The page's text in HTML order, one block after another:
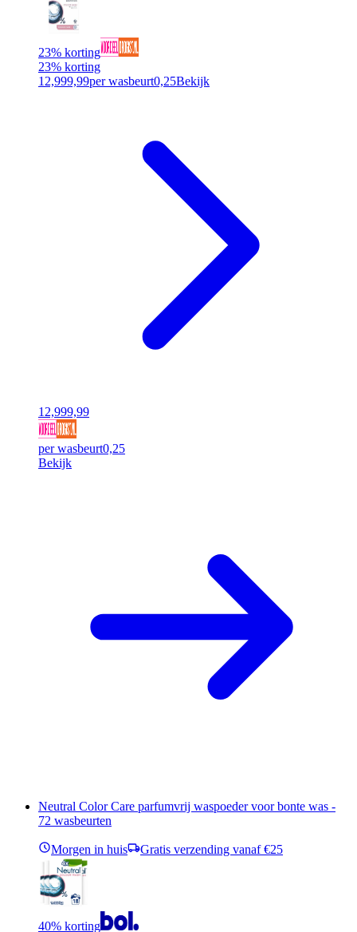
23% korting
23% korting
12,999,99per wasbeurt0,25Bekijk
12,999,99
per wasbeurt0,25
Bekijk
Neutral Color Care parfumvrij waspoeder voor bonte was -
72 wasbeurten
Morgen in huis Gratis verzending vanaf €25
40% korting